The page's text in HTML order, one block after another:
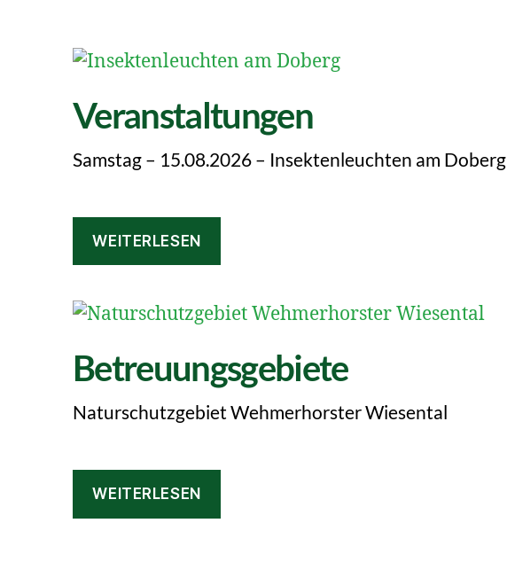
Veranstaltungen
Samstag – 15.08.2026 – Insektenleuchten am Doberg
WEITERLESEN
Betreuungsgebiete
Naturschutzgebiet Wehmerhorster Wiesental
WEITERLESEN